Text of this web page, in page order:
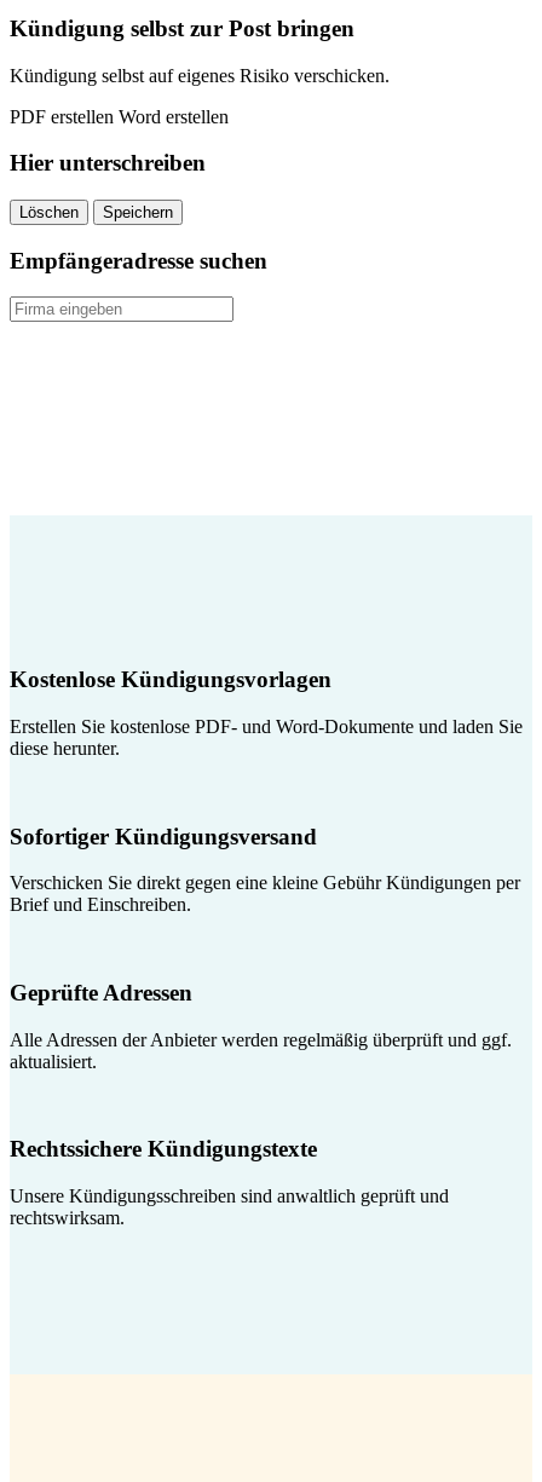
quantity
Kündigung selbst zur Post bringen
Kündigung selbst auf eigenes Risiko verschicken.
PDF erstellen Word erstellen
Hier unterschreiben
Löschen Speichern
Empfängeradresse suchen
Kostenlose Kündigungsvorlagen
Erstellen Sie kostenlose PDF- und Word-Dokumente und laden Sie
diese herunter.
Sofortiger Kündigungsversand
Verschicken Sie direkt gegen eine kleine Gebühr Kündigungen per
Brief und Einschreiben.
Geprüfte Adressen
Alle Adressen der Anbieter werden regelmäßig überprüft und ggf.
aktualisiert.
Rechtssichere Kündigungstexte
Unsere Kündigungsschreiben sind anwaltlich geprüft und
rechtswirksam.